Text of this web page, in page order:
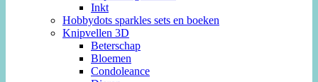
Inkt
Hobbydots sparkles sets en boeken
Knipvellen 3D
Beterschap
Bloemen
Condoleance